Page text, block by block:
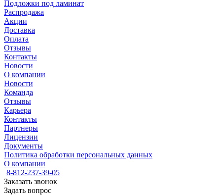
Подложки под ламинат
Распродажа
Акции
Доставка
Оплата
Отзывы
Контакты
Новости
О компании
Новости
Команда
Отзывы
Карьера
Контакты
Партнеры
Лицензии
Документы
Политика обработки персональных данных
О компании
8-812-237-39-05
Заказать звонок
Задать вопрос